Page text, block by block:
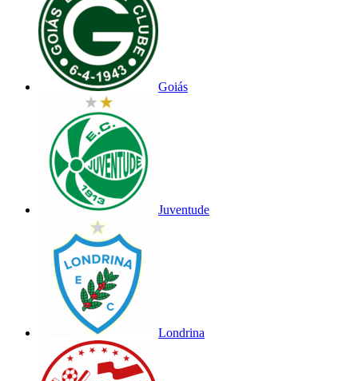
Goiás
Juventude
Londrina